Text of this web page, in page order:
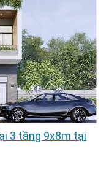
3 tầng 9x8m tại